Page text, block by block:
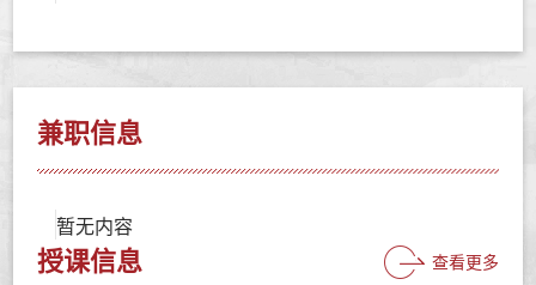
兼职信息
暂无内容
授课信息 查看更多